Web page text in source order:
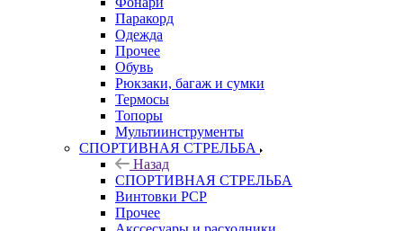
Паракорд
Одежда
Прочее
Обувь
Рюкзаки, багаж и сумки
Термосы
Топоры
Мультиинструменты
СПОРТИВНАЯ СТРЕЛЬБА
Назад
СПОРТИВНАЯ СТРЕЛЬБА
Винтовки PCP
Прочее